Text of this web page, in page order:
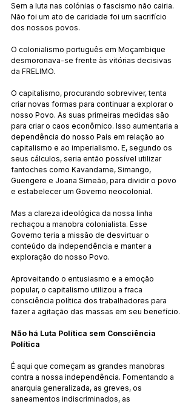
Sem a luta nas colónias o fascismo não cairia.
Não foi um ato de caridade foi um sacrifício
dos nossos povos.
O colonialismo português em Moçambique
desmoronava-se frente às vitórias decisivas
da FRELIMO.
O capitalismo, procurando sobreviver, tenta
criar novas formas para continuar a explorar o
nosso Povo. As suas primeiras medidas são
para criar o caos econômico. Isso aumentaria a
dependência do nosso País em relação ao
capitalismo e ao imperialismo. E, segundo os
seus cálculos, seria então possível utilizar
fantoches como Kavandame, Simango,
Guengere e Joana Simeão, para dividir o povo
e estabelecer um Governo neocolonial.
Mas a clareza ideológica da nossa linha
rechaçou a manobra colonialista. Esse
Governo teria a missão de desvirtuar o
conteúdo da independência e manter a
exploração do nosso Povo.
Aproveitando o entusiasmo e a emoção
popular, o capitalismo utilizou a fraca
consciência política dos trabalhadores para
fazer a agitação das massas em seu benefício.
Não há Luta Política sem Consciência
Política
É aqui que começam as grandes manobras
contra a nossa independência. Fomentando a
anarquia generalizada, as greves, os
saneamentos indiscriminados, as